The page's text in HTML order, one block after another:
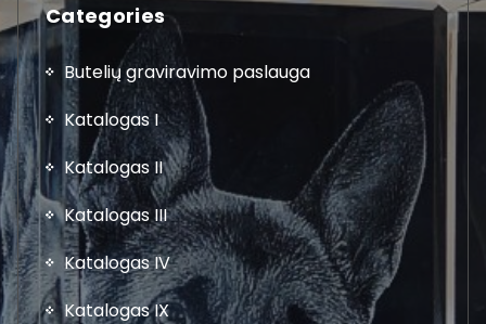
Categories
Butelių graviravimo paslauga
Katalogas I
Katalogas II
Katalogas III
Katalogas IV
Katalogas IX